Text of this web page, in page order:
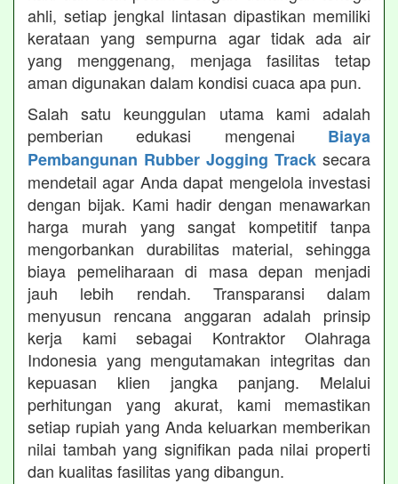
ahli, setiap jengkal lintasan dipastikan memiliki
kerataan yang sempurna agar tidak ada air
yang menggenang, menjaga fasilitas tetap
aman digunakan dalam kondisi cuaca apa pun.
Salah satu keunggulan utama kami adalah
pemberian edukasi mengenai Biaya
Pembangunan Rubber Jogging Track secara
mendetail agar Anda dapat mengelola investasi
dengan bijak. Kami hadir dengan menawarkan
harga murah yang sangat kompetitif tanpa
mengorbankan durabilitas material, sehingga
biaya pemeliharaan di masa depan menjadi
jauh lebih rendah. Transparansi dalam
menyusun rencana anggaran adalah prinsip
kerja kami sebagai Kontraktor Olahraga
Indonesia yang mengutamakan integritas dan
kepuasan klien jangka panjang. Melalui
perhitungan yang akurat, kami memastikan
setiap rupiah yang Anda keluarkan memberikan
nilai tambah yang signifikan pada nilai properti
dan kualitas fasilitas yang dibangun.